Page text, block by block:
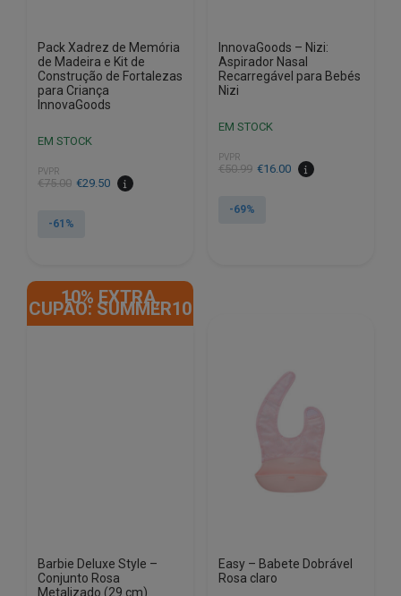
Pack Xadrez de Memória
de Madeira e Kit de
Construção de Fortalezas
para Criança
InnovaGoods
EM STOCK
PVPR
€75.00
O
original
€29.50
O
atual
-61%
InnovaGoods – Nizi:
Aspirador Nasal
Recarregável para Bebés
Nizi
EM STOCK
PVPR
€50.99
O
original
€16.00
O
atual
-69%
10% EXTRA,
CUPÃO: SUMMER10
Barbie Deluxe Style –
Conjunto Rosa
Metalizado (29 cm)
Easy – Babete Dobrável
Rosa claro